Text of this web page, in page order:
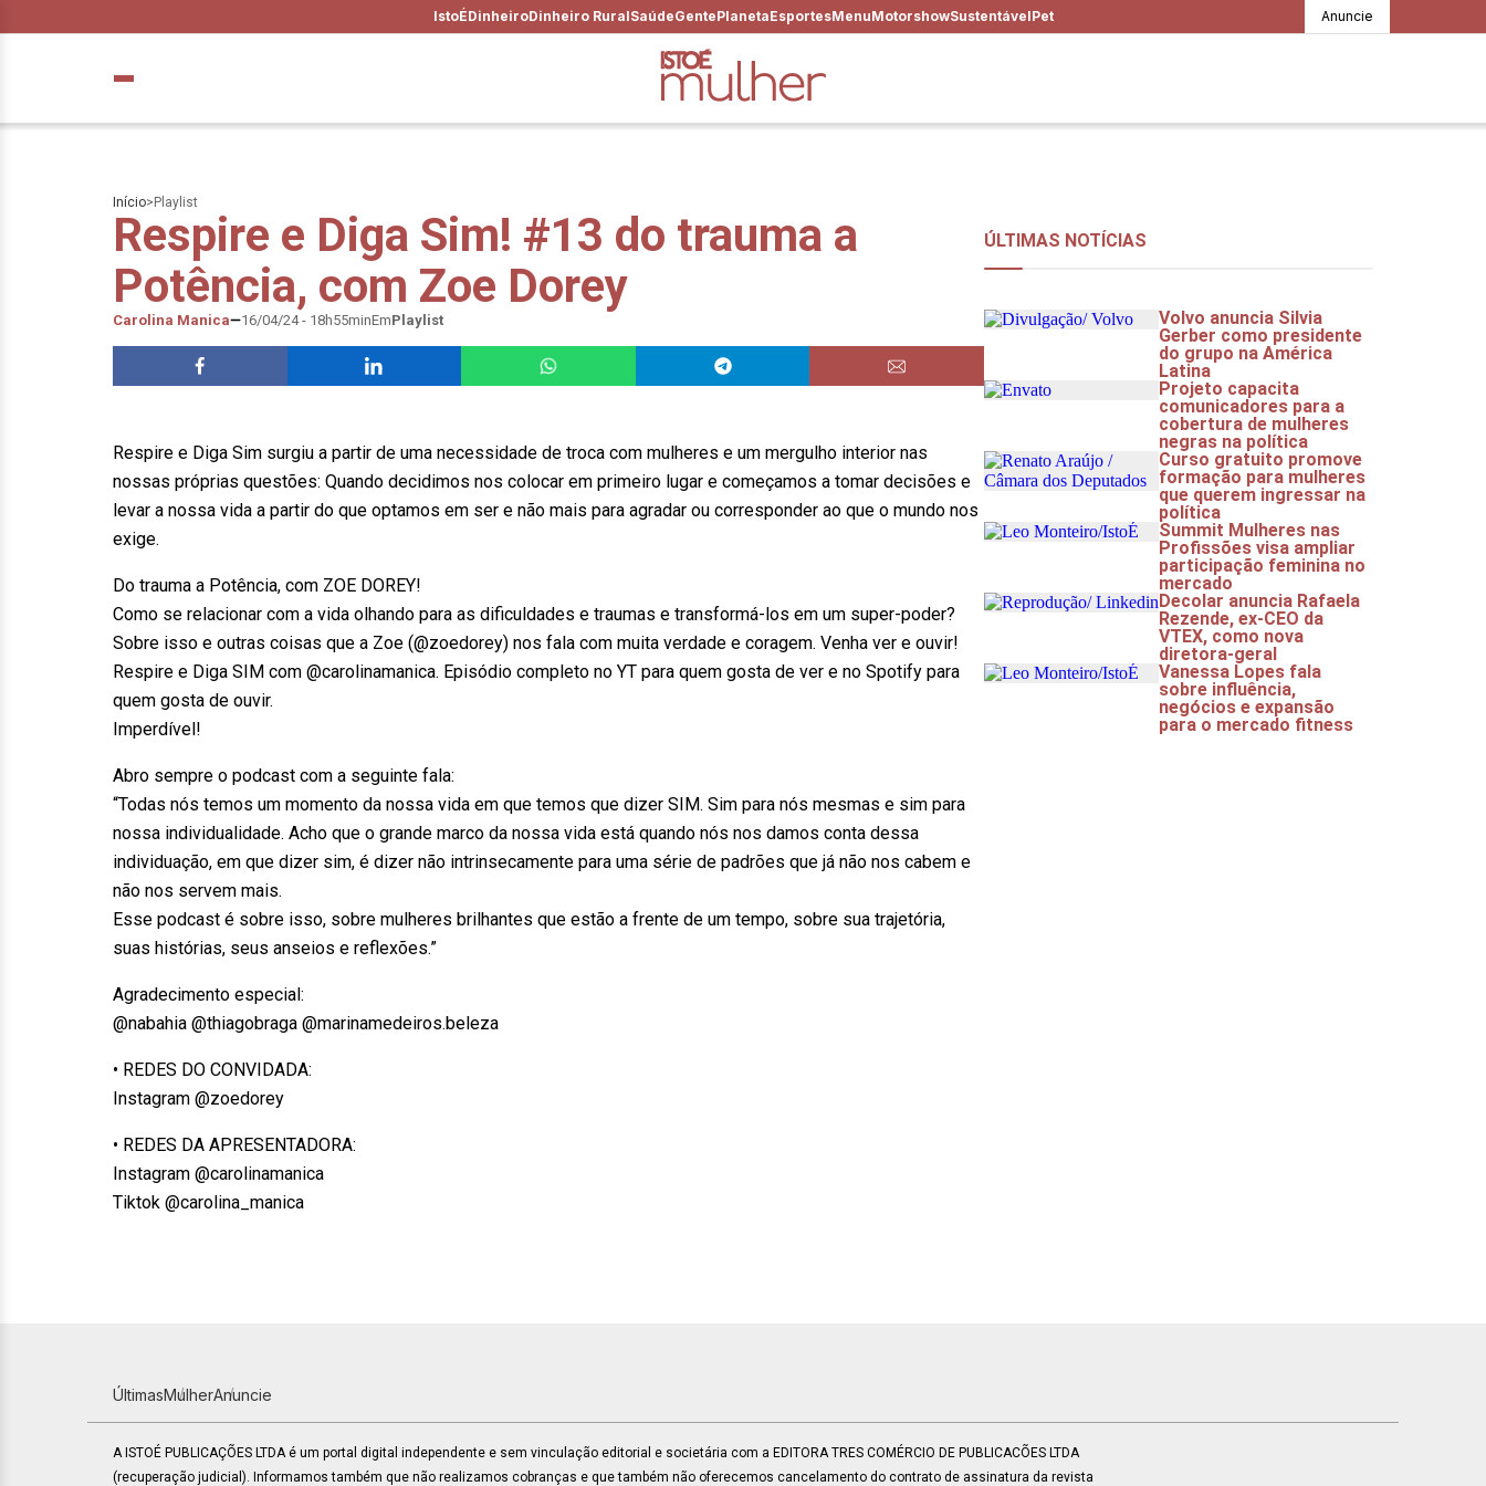
IstoÉDinheiroDinheiro RuralSaúdeGentePlanetaEsportesMenuMotorshowSustentávelPet Anuncie
Início> Playlist
Respire e Diga Sim! #13 do trauma a
Potência, com Zoe Dorey
Carolina Manica 16/04/24 - 18h55minEmPlaylist
Respire e Diga Sim surgiu a partir de uma necessidade de troca com mulheres e um mergulho interior nas
nossas próprias questões: Quando decidimos nos colocar em primeiro lugar e começamos a tomar decisões e
levar a nossa vida a partir do que optamos em ser e não mais para agradar ou corresponder ao que o mundo nos
exige.
Do trauma a Potência, com ZOE DOREY!
Como se relacionar com a vida olhando para as dificuldades e traumas e transformá-los em um super-poder?
Sobre isso e outras coisas que a Zoe (@zoedorey) nos fala com muita verdade e coragem. Venha ver e ouvir!
Respire e Diga SIM com @carolinamanica. Episódio completo no YT para quem gosta de ver e no Spotify para
quem gosta de ouvir.
Imperdível!
Abro sempre o podcast com a seguinte fala:
“Todas nós temos um momento da nossa vida em que temos que dizer SIM. Sim para nós mesmas e sim para
nossa individualidade. Acho que o grande marco da nossa vida está quando nós nos damos conta dessa
individuação, em que dizer sim, é dizer não intrinsecamente para uma série de padrões que já não nos cabem e
não nos servem mais.
Esse podcast é sobre isso, sobre mulheres brilhantes que estão a frente de um tempo, sobre sua trajetória,
suas histórias, seus anseios e reflexões.”
Agradecimento especial:
@nabahia @thiagobraga @marinamedeiros.beleza
• REDES DO CONVIDADA:
Instagram @zoedorey
• REDES DA APRESENTADORA:
Instagram @carolinamanica
Tiktok @carolina_manica
ÚltimasMulherAnuncie
A ISTOÉ PUBLICAÇÕES LTDA é um portal digital independente e sem vinculação editorial e societária com a EDITORA TRES COMÉRCIO DE PUBLICACÕES LTDA
(recuperação judicial). Informamos também que não realizamos cobranças e que também não oferecemos cancelamento do contrato de assinatura da revista